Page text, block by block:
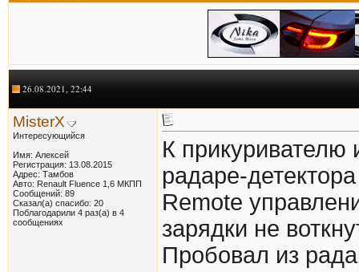
26.08.2021, 22:44
MisterX
Интересующийся
Имя: Алексей
Регистрация: 13.08.2015
Адрес: Тамбов
Авто: Renault Fluence 1,6 МКПП
Сообщений: 89
Сказал(а) спасибо: 20
Поблагодарили 4 раз(а) в 4
сообщениях
К прикуривателю
радаре-
Remote
зарядки не
Пробовал из